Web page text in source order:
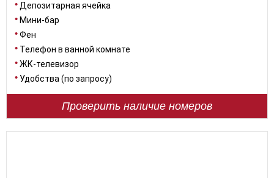
Депозитарная ячейка
Мини-бар
Фен
Телефон в ванной комнате
ЖК-телевизор
Удобства (по запросу)
Проверить наличие номеров